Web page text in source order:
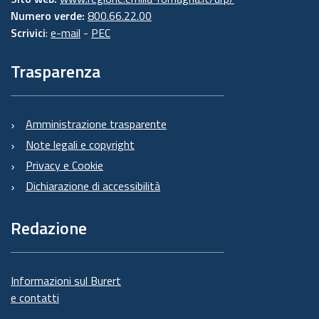
Numero verde: 800.66.22.00
Scrivici: e-mail - PEC
Trasparenza
Amministrazione trasparente
Note legali e copyright
Privacy e Cookie
Dichiarazione di accessibilità
Redazione
Informazioni sul Burert
e contatti